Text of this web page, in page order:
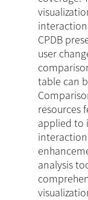
CPDB
user
table can
resources
applied to
analysis